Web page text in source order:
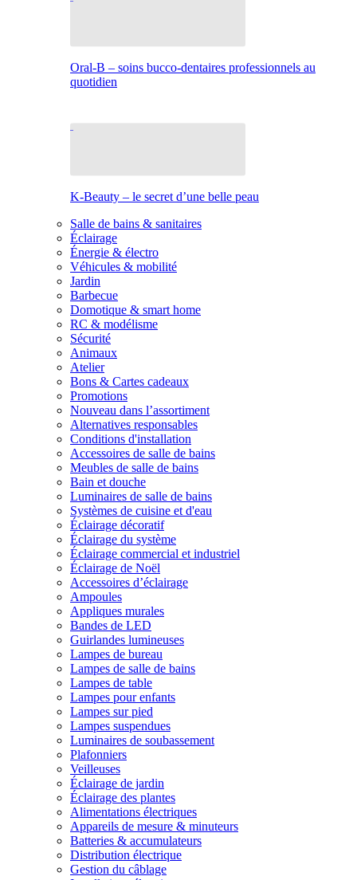
Oral-B – soins bucco-dentaires professionnels au
quotidien
K-Beauty – le secret d’une belle peau
Salle de bains & sanitaires
Éclairage
Énergie & électro
Véhicules & mobilité
Jardin
Barbecue
Domotique & smart home
RC & modélisme
Sécurité
Animaux
Atelier
Bons & Cartes cadeaux
Promotions
Nouveau dans l’assortiment
Alternatives responsables
Conditions d'installation
Accessoires de salle de bains
Meubles de salle de bains
Bain et douche
Luminaires de salle de bains
Systèmes de cuisine et d'eau
Éclairage décoratif
Éclairage du système
Éclairage commercial et industriel
Éclairage de Noël
Accessoires d’éclairage
Ampoules
Appliques murales
Bandes de LED
Guirlandes lumineuses
Lampes de bureau
Lampes de salle de bains
Lampes de table
Lampes pour enfants
Lampes sur pied
Lampes suspendues
Luminaires de soubassement
Plafonniers
Veilleuses
Éclairage de jardin
Éclairage des plantes
Alimentations électriques
Appareils de mesure & minuteurs
Batteries & accumulateurs
Distribution électrique
Gestion du câblage